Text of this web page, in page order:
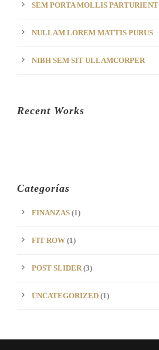
SEM PORTA MOLLIS PARTURIENT
NULLAM LOREM MATTIS PURUS
NIBH SEM SIT ULLAMCORPER
Recent Works
Categorías
FINANZAS (1)
FIT ROW (1)
POST SLIDER(3)
UNCATEGORIZED (1)